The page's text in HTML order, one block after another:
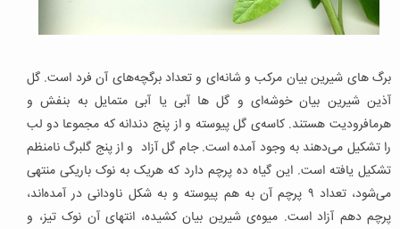
برگ های شیرین بیان مرکب و شانه‌ای و تعداد برگچه‌های آن فرد است. گل
آذین شیرین بیان خوشه‌ای و گل ها آبی یا آبی متمایل به بنفش و
هرمافرودیت هستند. کاسه‌ی گل پیوسته و از پنج دندانه که مجموعا دو لب
را تشکیل می‌دهند به وجود آمده است. جام گل آزاد و از پنج گلبرگ نامنظم
تشکیل یافته است. این گیاه ده پرچم دارد که هریک به نوک باریکی منتهی
می‌شود، تعداد ۹ پرچم آن به هم پیوسته و به شکل ناودانی در آمده‌اند،
پرچم دهم آزاد است. میوه‌ی شیرین بیان کشیده، انتهای آن نوک تیز، و